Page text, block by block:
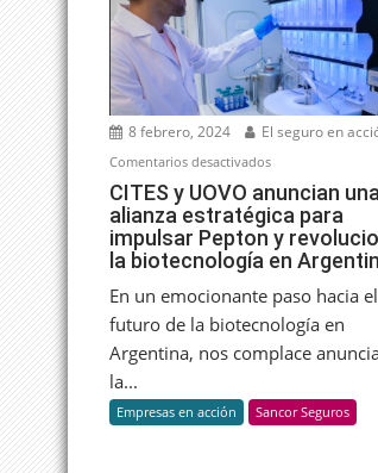
8 febrero, 2024 El seguro en
Comentarios desactivadosen
CITES
y
UOVO
anuncian
una
alianza
estratégica
para
impulsar
Pepton
CITES y UOVO anuncian una
alianza estratégica para
impulsar Pepton y
la biotecnología en
En un emocionante paso hacia el
futuro de la biotecnología en
Argentina, nos complace
la...
Empresas en acción Sancor Seguros